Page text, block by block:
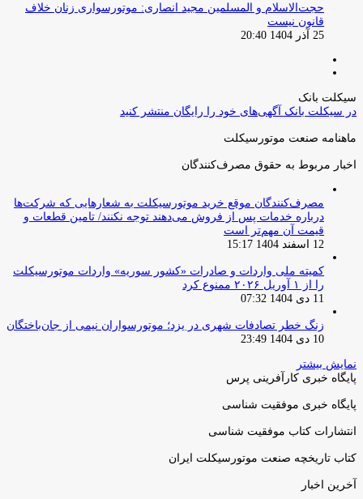
حجت‌الاسلام و المسلمین مجید انصاری: موتورسواری زنان خلاف
قانون نیست
25 آذر 1404 20:40
سیکلت بانک
در سیکلت بانک آگهی‌های خود را رایگان منتشر کنید
ماهنامه صنعت موتورسیکلت
اخبار مربوط به حقوق مصرف‌کنندگان
مصرف‌کنندگان موقع خرید موتورسیکلت به شعارهایی که شرکت‌ها
درباره خدمات پس از فروش می‌دهند توجه نکنند/ تامین قطعات و
قیمت آن مهم‌تر است
12 اسفند 1404 15:17
کمیته ملی واردات و صادرات «کشور سوریه» واردات موتورسیکلت
را از ۱ آوریل ۲۰۲۶ ممنوع کرد
11 دی 1404 07:32
زنگ خطر تصادفات شهری در یزد؛ موتورسواران نیمی از جان‌باختگان
10 دی 1404 23:49
نمایش بیشتر
پایگاه خبری کارآفرینی پرس
پایگاه خبری موفقیت شناسی
انتشارات کتاب موفقیت شناسی
کتاب تاریخچه صنعت موتورسیکلت ایران
آخرین اخبار